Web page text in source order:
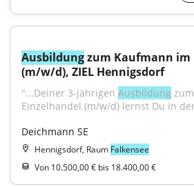
Ausbildung zum Kaufmann im
(m/w/d), ZIEL Hennigsdorf
"...Deiner 3-jährigen Ausbildung
Einzelhandel (m/w/d) lernst Du in
Deichmann SE
Hennigsdorf, Raum Falkensee
Von 10.500,00 € bis 18.400,00 €